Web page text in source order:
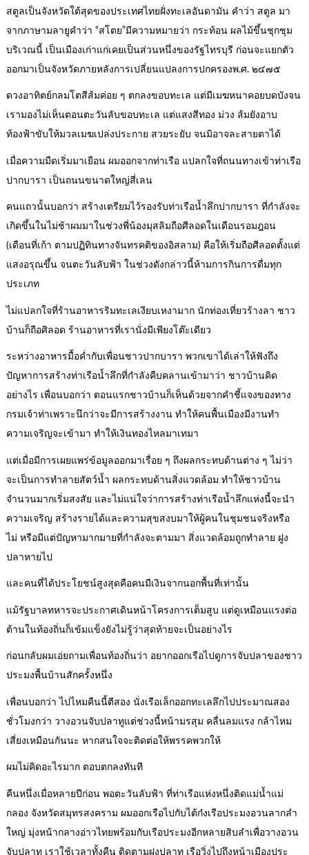
สตูลเป็นจังหวัดใต้สุดของประเทศไทยฝั่งทะเลอันดามัน คำว่า สตูล มา
จากภาษามลายูคำว่า “สโตย”มีความหมายว่า กระท้อน ผลไม้ขึ้นชุกชุม
บริเวณนี้ เป็นเมืองเก่าแก่เคยเป็นส่วนหนึ่งของรัฐไทรบุรี ก่อนจะแยกตัว
ออกมาเป็นจังหวัดภายหลังการเปลี่ยนแปลงการปกครองพ.ศ. ๒๔๗๕
ดวงอาทิตย์กลมโตสีส้มค่อย ๆ ตกลงขอบทะเล แต่มีเมฆหนาคอยบดบังจน
เรามองไม่เห็นตอนตะวันลับขอบทะเล แต่แสงสีทอง ม่วง ส้มยังอาบ
ท้องฟ้าขับให้มวลเมฆเปล่งประกาย สวยระยับ จนมิอาจละสายตาได้
เมื่อความมืดเริ่มมาเยือน ผมออกจากท่าเรือ แปลกใจที่ถนนทางเข้าท่าเรือ
ปากบารา เป็นถนนขนาดใหญ่สี่เลน
คนแถวนั้นบอกว่า สร้างเตรียมไว้รองรับท่าเรือน้ำลึกปากบารา ที่กำลังจะ
เกิดขึ้นในไม่ช้าผมมาในช่วงพี่น้องมุสลิมถือศีลอดในเดือนรอมฎอน
(เดือนที่เก้า ตามปฏิทินทางจันทรคติของอิสลาม) คือให้เริ่มถือศีลอดตั้งแต่
แสงอรุณขึ้น จนตะวันลับฟ้า ในช่วงดังกล่าวนี้ห้ามการกินการดื่มทุก
ประเภท
ไม่แปลกใจที่ร้านอาหารริมทะเลเงียบเหงามาก นักท่องเที่ยวร้างลา ชาว
บ้านก็ถือศิลอด ร้านอาหารที่เรานั่งมีเพียงโต๊ะเดียว
ระหว่างอาหารมื้อค่ำกับเพื่อนชาวปากบารา พวกเขาได้เล่าให้ฟังถึง
ปัญหาการสร้างท่าเรือน้ำลึกที่กำลังคืบคลานเข้ามาว่า ชาวบ้านคิด
อย่างไร เพื่อนบอกว่า ตอนแรกชาวบ้านก็เห็นด้วยจากคำชี้แจงของทาง
กรมเจ้าท่าเพราะนึกว่าจะมีการสร้างงาน ทำให้คนพื้นเมืองมีงานทำ
ความเจริญจะเข้ามา ทำให้เงินทองไหลมาเทมา
แต่เมื่อมีการเผยแพร่ข้อมูลออกมาเรื่อย ๆ ถึงผลกระทบด้านต่าง ๆ ไม่ว่า
จะเป็นการทำลายสัตว์น้ำ ผลกระทบด้านสิ่งแวดล้อม ทำให้ชาวบ้าน
จำนวนมากเริ่มสงสัย และไม่แน่ใจว่าการสร้างท่าเรือน้ำลึกแห่งนี้จะนำ
ความเจริญ สร้างรายได้และความสุขสงบมาให้ผู้คนในชุมชนจริงหรือ
ไม่ หรือมีแต่ปัญหามากมายที่กำลังจะตามมา สิ่งแวดล้อมถูกทำลาย ฝูง
ปลาหายไป
และคนที่ได้ประโยชน์สูงสุดคือคนมีเงินจากนอกพื้นที่เท่านั้น
แม้รัฐบาลทหารจะประกาศเดินหน้าโครงการเต็มสูบ แต่ดูเหมือนแรงต่อ
ต้านในท้องถิ่นก็เข้มแข็งยังไม่รู้ว่าสุดท้ายจะเป็นอย่างไร
ก่อนกลับผมเอ่ยถามเพื่อนท้องถิ่นว่า อยากออกเรือไปดูการจับปลาของชาว
ประมงพื้นบ้านสักครั้งหนึ่ง
เพื่อนบอกว่า ไปไหมคืนนี้ตีสอง นั่งเรือเล็กออกทะเลลึกไปประมาณสอง
ชั่วโมงกว่า วางอวนจับปลาทูแต่ช่วงนี้หน้ามรสุม คลื่นลมแรง กล้าไหม
เสี่ยงเหมือนกันนะ หากสนใจจะติดต่อให้พรรคพวกให้
ผมไม่คิดอะไรมาก ตอบตกลงทันที
คืนหนึ่งเมื่อหลายปีก่อน พอตะวันลับฟ้า ที่ท่าเรือแห่งหนึ่งติดแม่น้ำแม่
กลอง จังหวัดสมุทรสงคราม ผมออกเรือไปกับไต้ก๋งเรือประมงอวนลากลำ
ใหญ่ มุ่งหน้ากลางอ่าวไทยพร้อมกับเรือประมงอีกหลายสิบลำเพื่อวางอวน
จับปลาทู เราใช้เวลาทั้งคืน ติดตามฝูงปลาทู เรือวิ่งไปถึงหน้าเมืองประ